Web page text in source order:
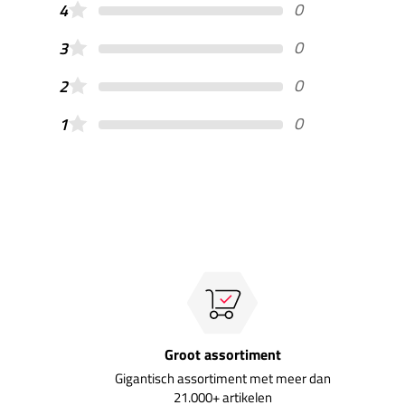
4
0
3
0
2
0
1
0
Groot assortiment
Gigantisch assortiment met meer dan
21.000+ artikelen